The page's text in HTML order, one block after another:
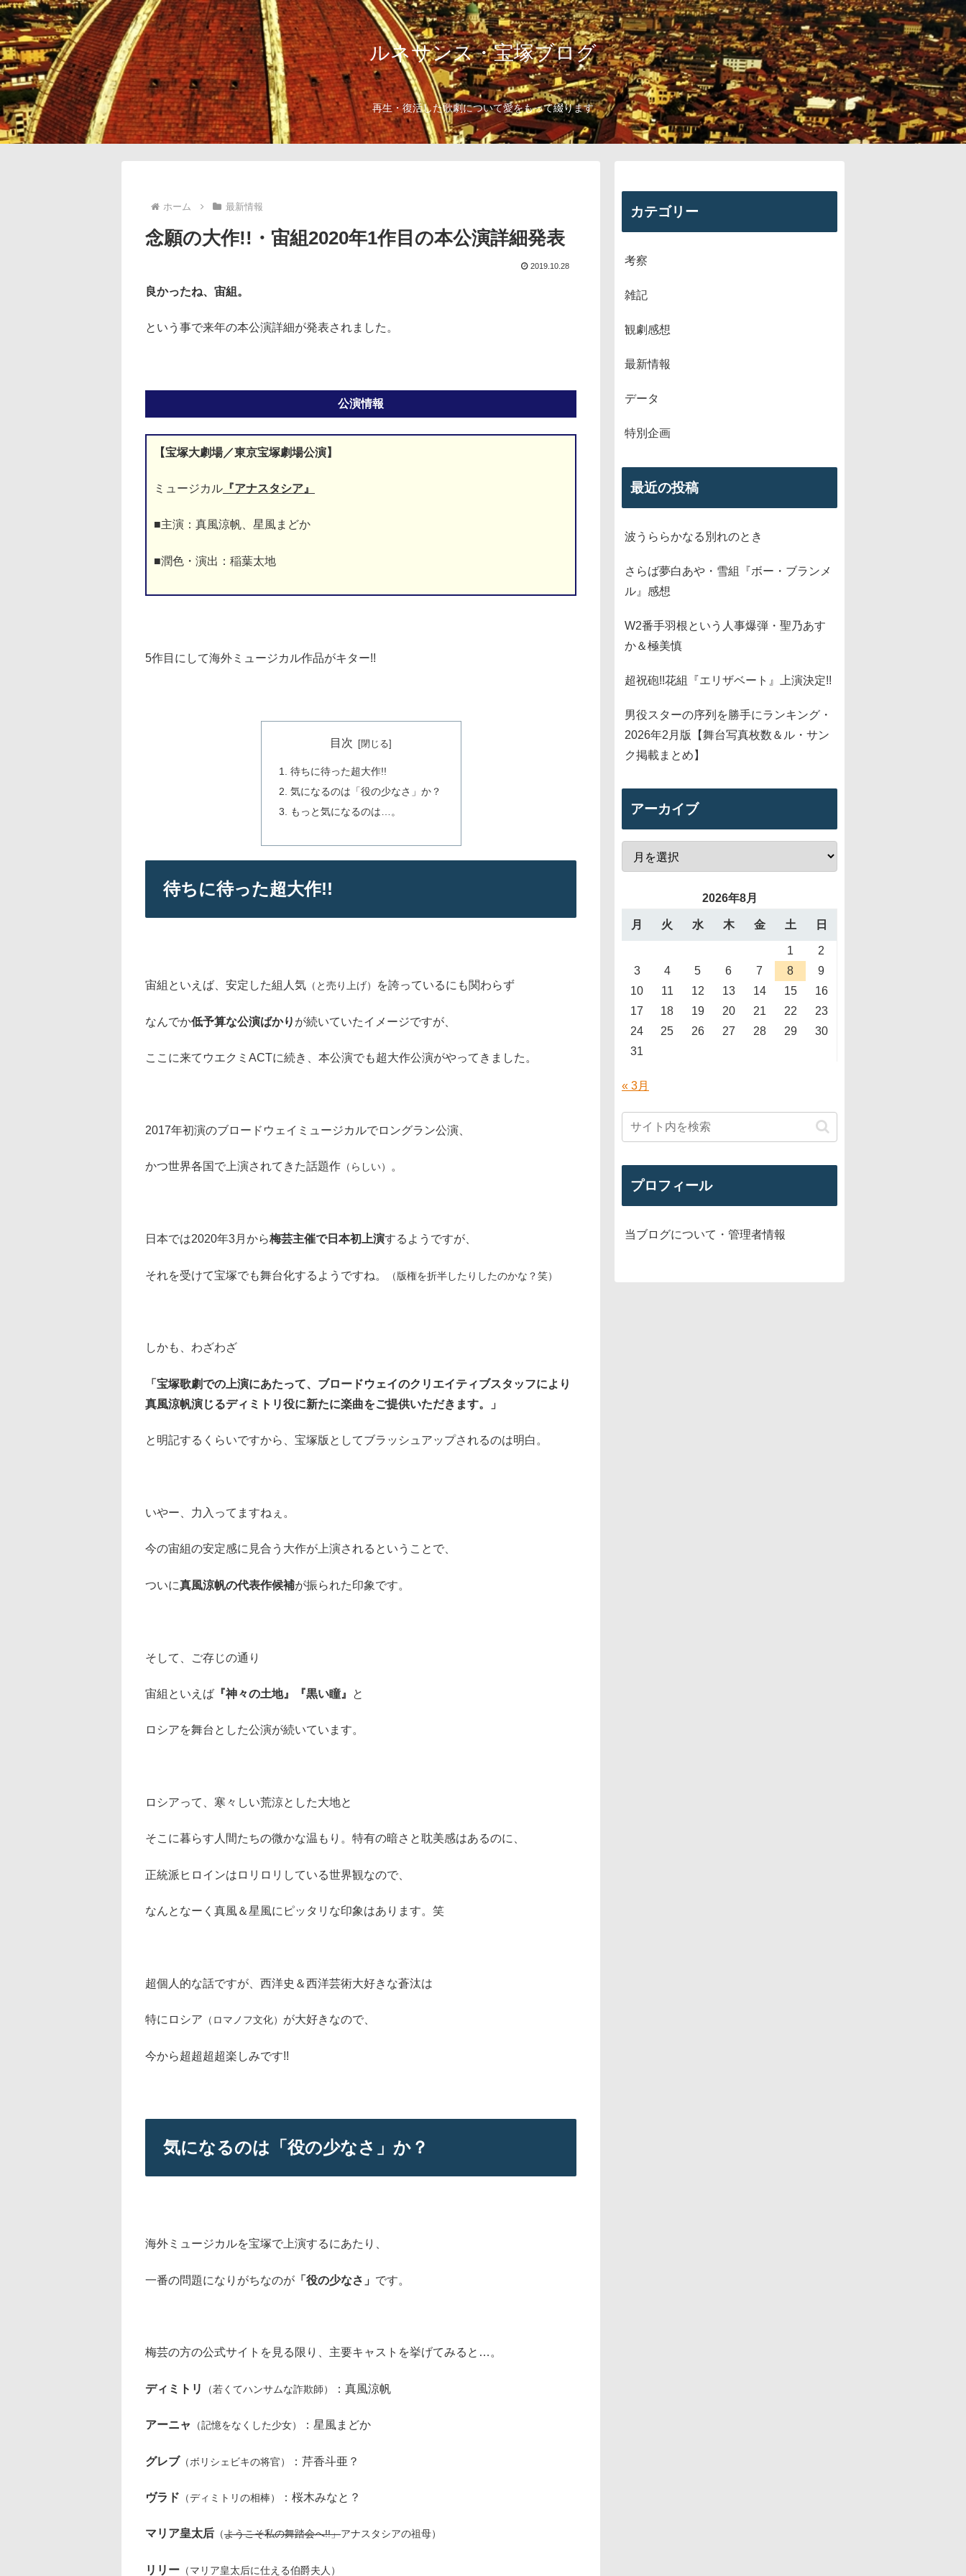
ルネサンス・宝塚ブログ
再生・復活した歌劇について愛をもって綴ります
ホーム 最新情報
念願の大作!!・宙組2020年1作目の本公演詳細発表
2019.10.28
良かったね、宙組。
という事で来年の本公演詳細が発表されました。
公演情報
【宝塚大劇場／東京宝塚劇場公演】
ミュージカル 『アナスタシア』
■主演：真風涼帆、星風まどか
■潤色・演出：稲葉太地
5作目にして海外ミュージカル作品がキター!!
目次
待ちに待った超大作!!
気になるのは「役の少なさ」か？
もっと気になるのは…。
待ちに待った超大作!!
宙組といえば、安定した組人気 （と売り上げ） を誇っているにも関わらず
なんでか低予算な公演ばかり が続いていたイメージですが、
ここに来てウエクミACTに続き、本公演でも超大作公演がやってきました。
2017年初演のブロードウェイミュージカルでロングラン公演、
かつ世界各国で上演されてきた話題作 （らしい） 。
日本では2020年3月から梅芸主催で日本初上演するようですが、
それを受けて宝塚でも舞台化するようですね。 （版権を折半したりしたのかな？笑）
しかも、わざわざ
「宝塚歌劇での上演にあたって、ブロードウェイのクリエイティブスタッフにより
真風涼帆演じるディミトリ役に新たに楽曲をご提供いただきます。」
と明記するくらいですから、宝塚版としてブラッシュアップされるのは明白。
いやー、力入ってますねぇ。
今の宙組の安定感に見合う大作が上演されるということで、
ついに真風涼帆の代表作候補が振られた印象です。
そして、ご存じの通り
宙組といえば 『神々の土地』『黒い瞳』 と
ロシアを舞台とした公演が続いています。
ロシアって、寒々しい荒涼とした大地と
そこに暮らす人間たちの微かな温もり。特有の暗さと耽美感はあるのに、
正統派ヒロインはロリロリしている世界観なので、
なんとなーく真風＆星風にピッタリな印象はあります。笑
超個人的な話ですが、西洋史＆西洋芸術大好きな蒼汰は
特にロシア （ロマノフ文化） が大好きなので、
今から超超超超楽しみです!!
気になるのは「役の少なさ」か？
海外ミュージカルを宝塚で上演するにあたり、
一番の問題になりがちなのが 「役の少なさ」 です。
梅芸の方の公式サイトを見る限り、主要キャストを挙げてみると…。
ディミトリ （若くてハンサムな詐欺師） ：真風涼帆
アーニャ （記憶をなくした少女） ：星風まどか
グレブ（ボリシェビキの将官） ：芹香斗亜？
ヴラド （ディミトリの相棒） ：桜木みなと？
マリア皇太后 （ようこそ私の舞踏会へ!!」アナスタシアの祖母）
リリー （マリア皇太后に仕える伯爵夫人）
カテゴリー
考察
雑記
観劇感想
最新情報
データ
特別企画
最近の投稿
波うららかなる別れのとき
さらば夢白あや・雪組『ボー・ブランメ
ル』感想
W2番手羽根という人事爆弾・聖乃あす
か＆極美慎
超祝砲!!花組『エリザベート』上演決定!!
男役スターの序列を勝手にランキング・
2026年2月版【舞台写真枚数＆ル・サン
ク掲載まとめ】
アーカイブ
2026年8月
月 火 水 木 金 土 日
1
2
3
4 5 6 7 8
9
10
11 12 13 14 15
16
17
18 19 20 21 22
23
24
25 26 27 28 29
30
31
« 3月
プロフィール
当ブログについて・管理者情報